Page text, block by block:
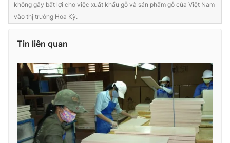
thuận bằng văn bản. Ghi rõ nguồn VTV.vn khi phát hành lại
thông tin từ website này.
không gây bất lợi cho việc xuất khẩu gỗ và sản phẩm gỗ của Việt Nam
vào thị trường Hoa Kỳ.
Tin liên quan